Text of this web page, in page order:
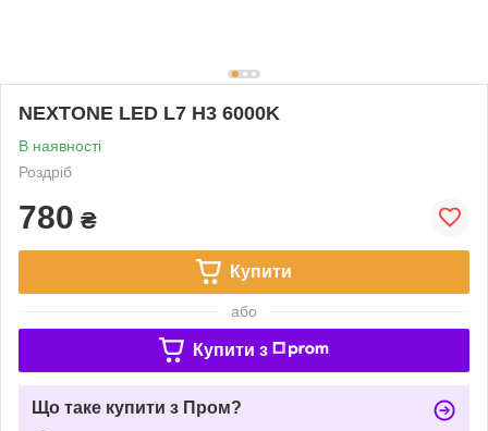
NEXTONE LED L7 H3 6000K
В наявності
Роздріб
780 ₴
Купити
або
Купити з
Що таке купити з Пром?